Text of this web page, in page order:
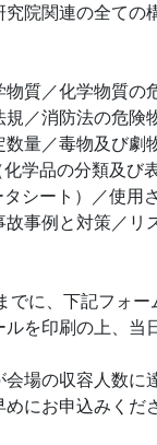
院関連の全ての
質／化学物質の
／消防法の危険
量／毒物及び劇
学品の分類及び
シート）／使用
事例と対策／リ
でに、下記フォ
を印刷の上、当
場の収容人数に
にお申込みくだ